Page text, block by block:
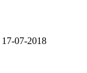
17-07-2018